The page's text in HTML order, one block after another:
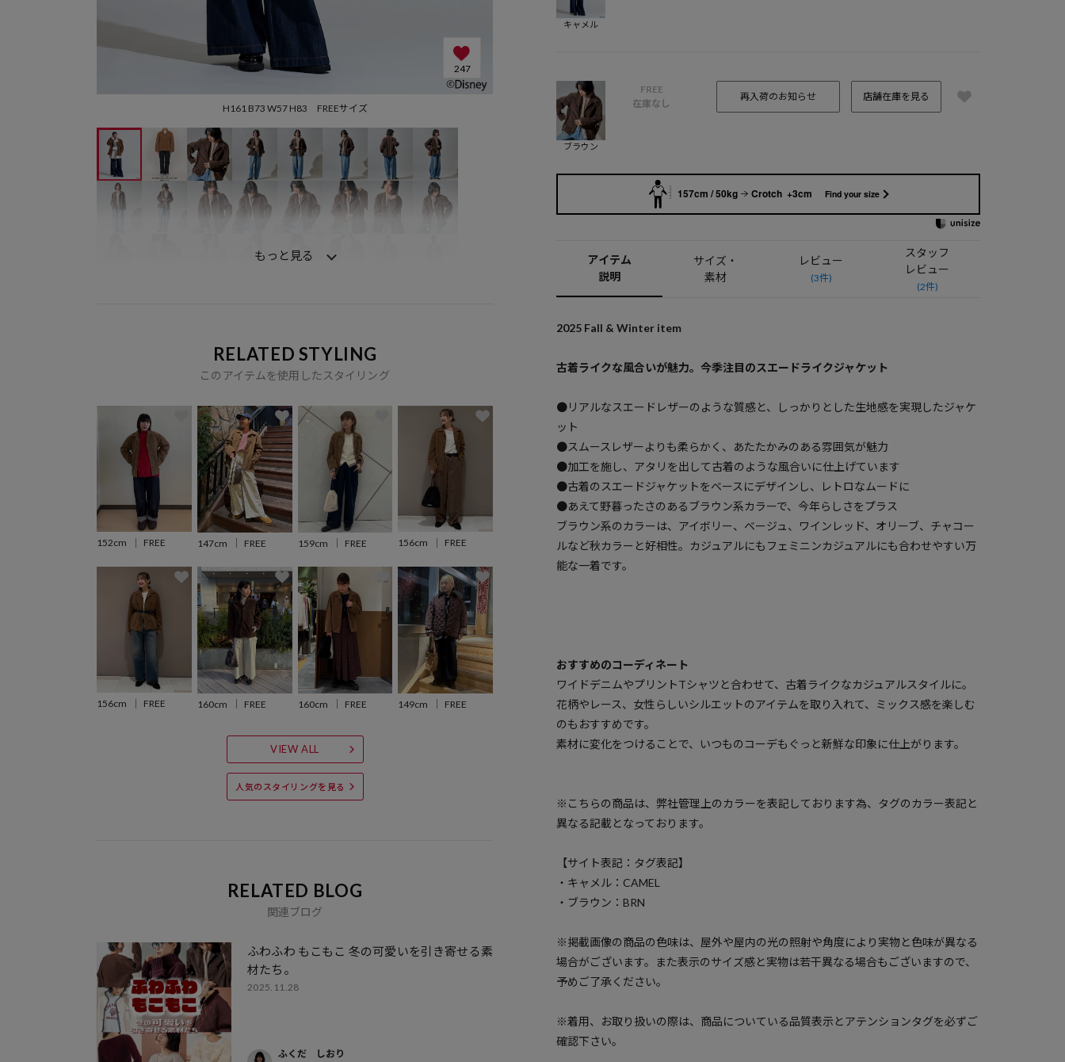
H161 B73 W57 H83 FREEサイズ
247
もっと見る
RELATED STYLING
このアイテムを使用したスタイリング
152cm FREE 147cm FREE 159cm FREE 156cm FREE
156cm FREE 160cm FREE 160cm FREE 149cm FREE
VIEW ALL
人気のスタイリングを見る
RELATED BLOG
関連ブログ
ふわふわ もこもこ 冬の可愛いを引き寄せる素
材たち。
2025.11.28
ふくだ しおり
キャメル
ブラウン
FREE
在庫なし
再入荷のお知らせ 店舗在庫を見る
157cm / 50kg Crotch +3cm Find your size
アイテム
説明
サイズ・
素材
レビュー
(3件)
スタッフ
レビュー
(2件)
2025 Fall & Winter item
古着ライクな風合いが魅力。今季注目のスエードライクジャケット
●リアルなスエードレザーのような質感と、しっかりとした生地感を実現したジャケ
ット
●スムースレザーよりも柔らかく、あたたかみのある雰囲気が魅力
●加工を施し、アタリを出して古着のような風合いに仕上げています
●古着のスエードジャケットをベースにデザインし、レトロなムードに
●あえて野暮ったさのあるブラウン系カラーで、今年らしさをプラス
ブラウン系のカラーは、アイボリー、ベージュ、ワインレッド、オリーブ、チャコー
ルなど秋カラーと好相性。カジュアルにもフェミニンカジュアルにも合わせやすい万
能な一着です。
おすすめのコーディネート
ワイドデニムやプリントTシャツと合わせて、古着ライクなカジュアルスタイルに。
花柄やレース、女性らしいシルエットのアイテムを取り入れて、ミックス感を楽しむ
のもおすすめです。
素材に変化をつけることで、いつものコーデもぐっと新鮮な印象に仕上がります。
※こちらの商品は、弊社管理上のカラーを表記しております為、タグのカラー表記と
異なる記載となっております。
【サイト表記：タグ表記】
・キャメル：CAMEL
・ブラウン：BRN
※掲載画像の商品の色味は、屋外や屋内の光の照射や角度により実物と色味が異なる
場合がございます。また表示のサイズ感と実物は若干異なる場合もございますので、
予めご了承ください。
※着用、お取り扱いの際は、商品についている品質表示とアテンションタグを必ずご
確認下さい。